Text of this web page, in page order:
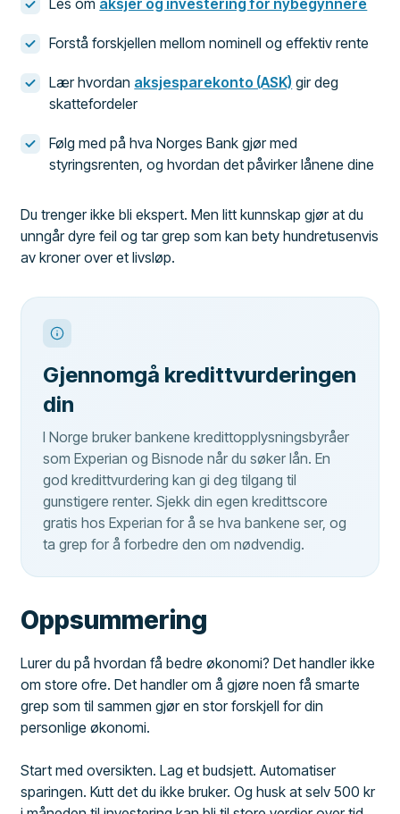
Forstå forskjellen mellom nominell og effektiv rente
Lær hvordan aksjesparekonto (ASK) gir deg
skattefordeler
Følg med på hva Norges Bank gjør med
styringsrenten, og hvordan det påvirker lånene dine
Du trenger ikke bli ekspert. Men litt kunnskap gjør at du
unngår dyre feil og tar grep som kan bety hundretusenvis
av kroner over et livsløp.
Gjennomgå kredittvurderingen
din
I Norge bruker bankene kredittopplysningsbyråer
som Experian og Bisnode når du søker lån. En
god kredittvurdering kan gi deg tilgang til
gunstigere renter. Sjekk din egen kredittscore
gratis hos Experian for å se hva bankene ser, og
ta grep for å forbedre den om nødvendig.
Oppsummering
Lurer du på hvordan få bedre økonomi? Det handler ikke
om store ofre. Det handler om å gjøre noen få smarte
grep som til sammen gjør en stor forskjell for din
personlige økonomi.
Start med oversikten. Lag et budsjett. Automatiser
sparingen. Kutt det du ikke bruker. Og husk at selv 500 kr